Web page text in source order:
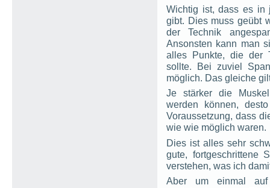
Wichtig ist, dass es in
gibt. Dies muss geübt
der Technik
Ansonsten kann man
alles Punkte, die der
sollte. Bei zuviel
möglich. Das gleiche
Je stärker die
werden können,
Voraussetzung, dass
wie wie möglich waren.
Dies ist alles sehr
gute, fortgeschrittene
verstehen, was ich
Aber um einmal auf